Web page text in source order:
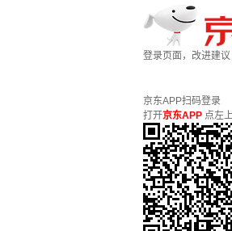
登录页面，改进建议
京东APP扫码登录
打开京东APP 点左